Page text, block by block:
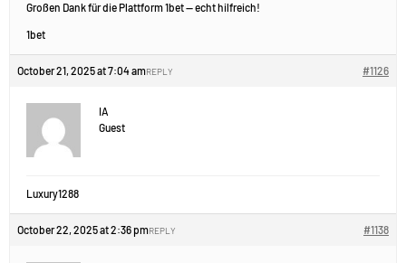
Großen Dank für die Plattform 1bet — echt hilfreich!
1bet
October 21, 2025 at 7:04 am #1126
REPLY
IA
Guest
Luxury1288
October 22, 2025 at 2:36 pm #1138
REPLY